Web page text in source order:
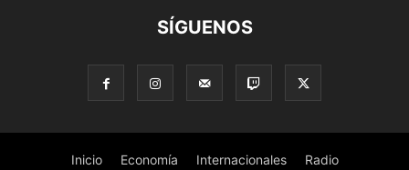
SÍGUENOS
Inicio Economía Internacionales Radio